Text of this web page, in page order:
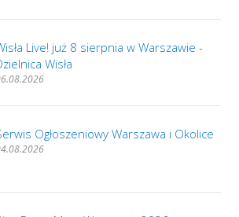
Live! już 8 sierpnia w Warszawie -
Wisła
Ogłoszeniowy Warszawa i Okolice